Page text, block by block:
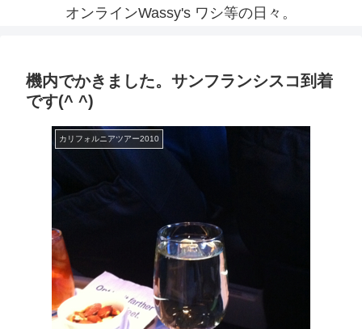
オンラインWassy's ワシ等の日々。
機内でかきました。サンフランシスコ到着
です(^ ^)
カリフォルニアツアー2010